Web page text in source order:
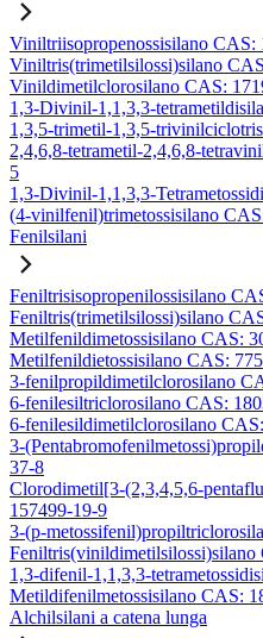
Viniltriisopropenossisilano CAS:
Viniltris(trimetilsilossi)silano
Vinildimetilclorosilano CAS:
1,3-Divinil-1,1,3,3-
1,3,5-trimetil-1,3,5-
2,4,6,8-tetrametil-2,4,6,8-
5
1,3-Divinil-1,1,3,3-
(4-vinilfenil)trimetossisilano
Fenilsilani
Feniltrisisopropenilossisilano
Feniltris(trimetilsilossi)silano
Metilfenildimetossisilano CAS:
Metilfenildietossisilano CAS:
3-fenilpropildimetilclorosilano
6-fenilesiltriclorosilano CAS:
6-fenilesildimetilclorosilano
3-
37-8
Clorodimetil[3-(2,3,4,5,6-
157499-19-9
3-(p-
Feniltris(vinildimetilsilossi)silano
1,3-difenil-1,1,3,3-
Metildifenilmetossisilano CAS:
Alchilsilani a catena lunga